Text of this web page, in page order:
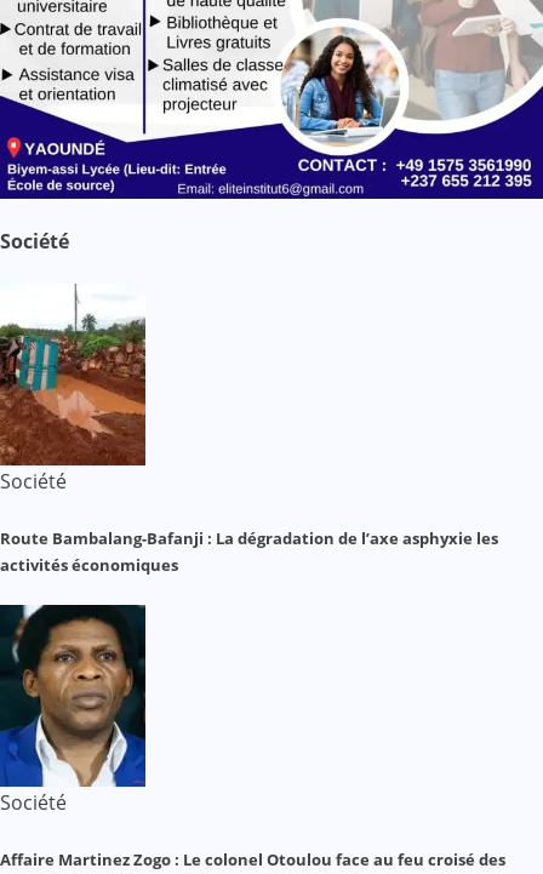
Société
Société
Route Bambalang-Bafanji : La dégradation de l’axe asphyxie les
activités économiques
Société
Affaire Martinez Zogo : Le colonel Otoulou face au feu croisé des